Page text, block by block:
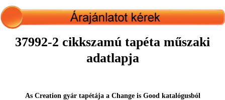
37992-2 cikkszamú tapéta műszaki
adatlapja
As Creation gyár tapétája a Change is Good katalógusból